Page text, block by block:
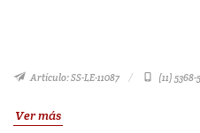
Artículo: SS-LE-11087 (11) 5368-
Ver más